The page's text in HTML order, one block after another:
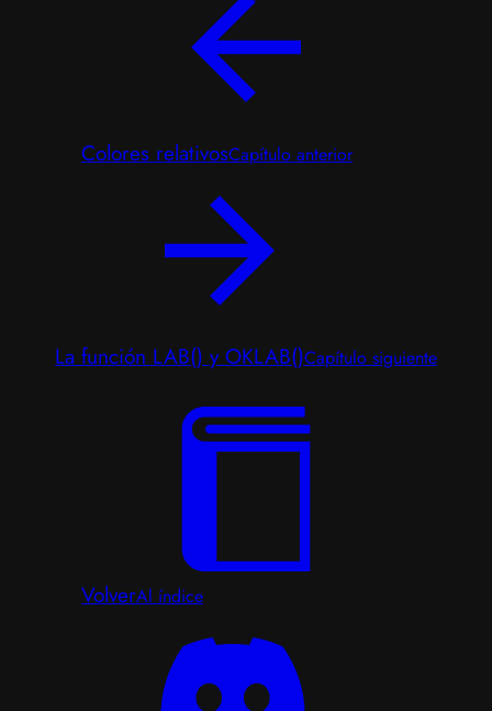
Colores relativosCapítulo anterior
La función LAB() y OKLAB()Capítulo siguiente
VolverAl índice